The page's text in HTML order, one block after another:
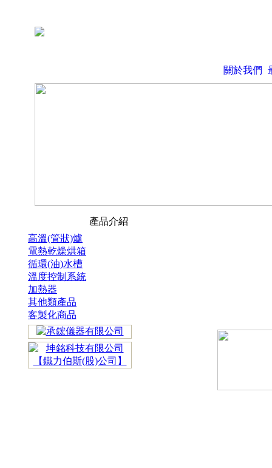
關於我們
產品介紹
高溫(管狀)爐
電熱乾燥烘箱
循環(油)水槽
溫度控制系統
加熱器
其他類產品
客製化商品